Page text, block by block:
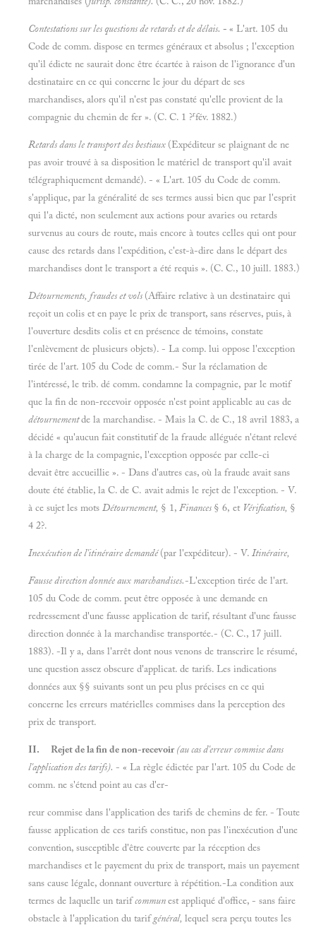
Contestations sur les questions de retards et de délais. - « L'art. 105 du
Code de comm. dispose en termes généraux et absolus ; l'exception
qu'il édicte ne saurait donc être écartée à raison de l'ignorance d'un
destinataire en ce qui concerne le jour du départ de ses
marchandises, alors qu'il n'est pas constaté qu'elle provient de la
compagnie du chemin de fer ». (C. C. 1 ?rfév. 1882.)
Retards dans le transport des bestiaux (Expéditeur se plaignant de ne
pas avoir trouvé à sa disposition le matériel de transport qu'il avait
télégraphiquement demandé). - « L'art. 105 du Code de comm.
s'applique, par la généralité de ses termes aussi bien que par l'esprit
qui l'a dicté, non seulement aux actions pour avaries ou retards
survenus au cours de route, mais encore à toutes celles qui ont pour
cause des retards dans l'expédition, c'est-à-dire dans le départ des
marchandises dont le transport a été requis ». (C. C., 10 juill. 1883.)
Détournements, fraudes et vols (Affaire relative à un destinataire qui
reçoit un colis et en paye le prix de transport, sans réserves, puis, à
l'ouverture desdits colis et en présence de témoins, constate
l'enlèvement de plusieurs objets). - La comp. lui oppose l'exception
tirée de l'art. 105 du Code de comm.- Sur la réclamation de
l'intéressé, le trib. dé comm. condamne la compagnie, par le motif
que la fin de non-recevoir opposée n'est point applicable au cas de
détournementde la marchandise. - Mais la C. de C., 18 avril 1883, a
décidé « qu'aucun fait constitutif de la fraude alléguée n'étant relevé
à la charge de la compagnie, l'exception opposée par celle-ci
devait être accueillie ». - Dans d'autres cas, où la fraude avait sans
doute été établie, la C. de C. avait admis le rejet de l'exception. - V.
à ce sujet les mots Détournement, § 1, Finances § 6, et Vérification, §
4 2?.
Inexécution de l'itinéraire demandé (par l'expéditeur). - V. Itinéraire,
Fausse direction donnée aux marchandises.-L'exception tirée de l'art.
105 du Code de comm. peut être opposée à une demande en
redressement d'une fausse application de tarif, résultant d'une fausse
direction donnée à la marchandise transportée.- (C. C., 17 juill.
1883). -Il y a, dans l'arrêt dont nous venons de transcrire le résumé,
une question assez obscure d'applicat. de tarifs. Les indications
données aux §§ suivants sont un peu plus précises en ce qui
concerne les erreurs matérielles commises dans la perception des
prix de transport.
II. Rejet de la fin de non-recevoir (au cas d'erreur commise dans
l'application des tarifs). - « La règle édictée par l'art. 105 du Code de
comm. ne s'étend point au cas d'er-
reur commise dans l'application des tarifs de chemins de fer. - Toute
fausse application de ces tarifs constitue, non pas l'inexécution d'une
convention, susceptible d'être couverte par la réception des
marchandises et le payement du prix de transport, mais un payement
sans cause légale, donnant ouverture à répétition.-La condition aux
termes de laquelle un tarifcommunest appliqué d'office, - sans faire
obstacle à l'application du tarifgénéral, lequel sera perçu toutes les